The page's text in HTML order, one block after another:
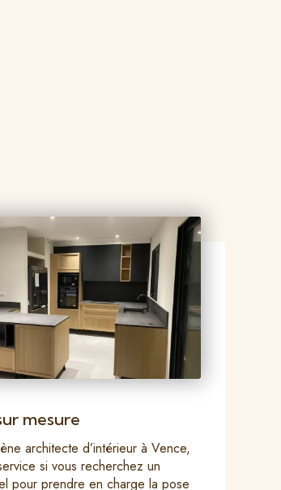
mesure
architecte d’intérieur à Vence,
si vous recherchez un
pour prendre en charge la pose